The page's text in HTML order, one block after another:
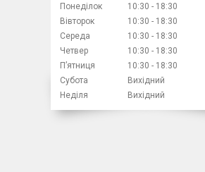
Понеділок 10:30
18:30
Вівторок
10:30
18:30
Середа
10:30
18:30
Четвер
10:30
18:30
Пʼятниця
10:30
18:30
Субота
Вихідний
Неділя
Вихідний